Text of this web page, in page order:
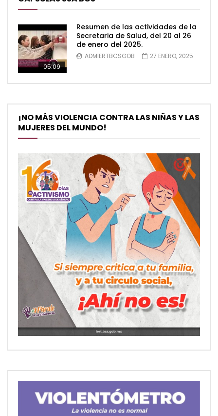
05:09
Resumen de las actividades de la
Secretaria de Salud, del 20 al 26
de enero del 2025.
ADMIERTBCSGOB 27 ENERO, 2025
¡NO MÁS VIOLENCIA CONTRA LAS NIÑAS Y LAS
MUJERES DEL MUNDO!